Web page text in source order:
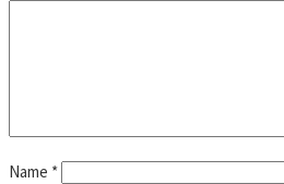
Name *